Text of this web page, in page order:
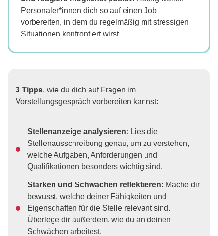
Personaler*innen dich so auf einen Job
vorbereiten, in dem du regelmäßig mit stressigen
Situationen konfrontiert wirst.
3 Tipps, wie du dich auf Fragen im
Vorstellungsgespräch vorbereiten kannst:
Stellenanzeige analysieren: Lies die
Stellenausschreibung genau, um zu verstehen,
welche Aufgaben, Anforderungen und
Qualifikationen besonders wichtig sind.
Stärken und Schwächen reflektieren: Mache dir
bewusst, welche deiner Fähigkeiten und
Eigenschaften für die Stelle relevant sind.
Überlege dir außerdem, wie du an deinen
Schwächen arbeitest.